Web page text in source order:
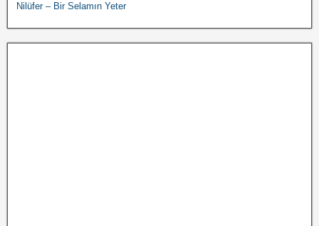
Nilüfer – Bir Selamın Yeter